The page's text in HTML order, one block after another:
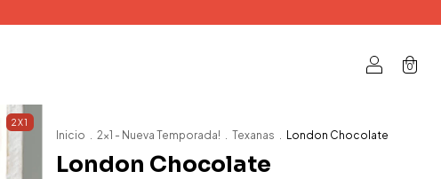
0
2X1
Inicio . 2x1 - Nueva Temporada! . Texanas . London Chocolate
London Chocolate